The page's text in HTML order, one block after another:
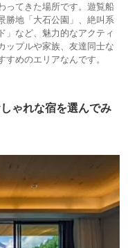
ってきた場所です。遊覧船
勝地「大石公園」、絶叫系
」など、魅力的なアクティ
ップルや家族、友達同士な
めのエリアなんです。
ゃれな宿を選んでみ